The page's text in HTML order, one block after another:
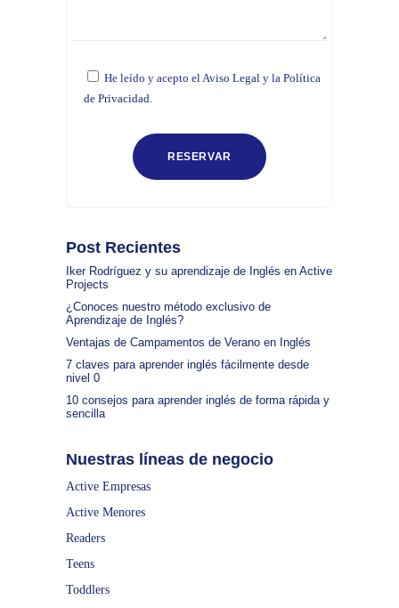
He leído y acepto elAviso Legal y la Política
de Privacidad.
Post Recientes
Iker Rodríguez y su aprendizaje de Inglés en Active
Projects
¿Conoces nuestro método exclusivo de
Aprendizaje de Inglés?
Ventajas de Campamentos de Verano en Inglés
7 claves para aprender inglés fácilmente desde
nivel 0
10 consejos para aprender inglés de forma rápida y
sencilla
Nuestras líneas de negocio
Active Empresas
Active Menores
Readers
Teens
Toddlers